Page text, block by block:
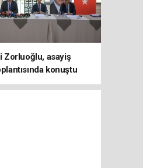
Zorluoğlu, asayiş
konuştu